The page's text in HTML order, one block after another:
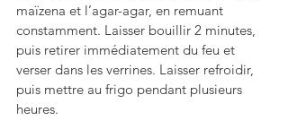
maïzena et l’agar-agar, en remuant
constamment. Laisser bouillir 2 minutes,
puis retirer immédiatement du feu et
verser dans les verrines. Laisser refroidir,
puis mettre au frigo pendant plusieurs
heures.